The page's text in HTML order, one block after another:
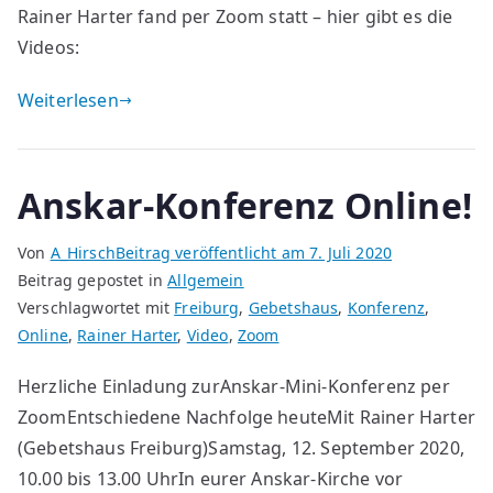
Rainer Harter fand per Zoom statt – hier gibt es die
Videos:
Weiterlesen
Anskar-Konferenz Online!
Von A_HirschBeitrag veröffentlicht am7. Juli 2020
Beitrag gepostet inAllgemein
Verschlagwortet mit Freiburg, Gebetshaus, Konferenz,
Online, Rainer Harter, Video, Zoom
Herzliche Einladung zurAnskar-Mini-Konferenz per
ZoomEntschiedene Nachfolge heuteMit Rainer Harter
(Gebetshaus Freiburg)Samstag, 12. September 2020,
10.00 bis 13.00 UhrIn eurer Anskar-Kirche vor